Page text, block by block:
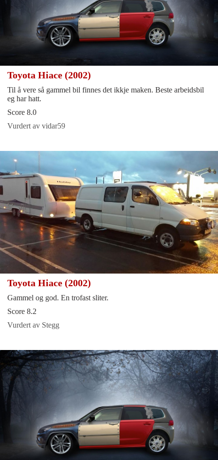
Toyota Hiace (2002)
Til å vere så gammel bil finnes det ikkje maken. Beste arbeidsbil
eg har hatt.
Score 8.0
Vurdert av vidar59
Toyota Hiace (2002)
Gammel og god. En trofast sliter.
Score 8.2
Vurdert av Stegg